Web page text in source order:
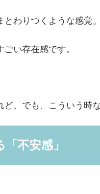
わりつくような感覚。
い存在感です。
、でも、こういう時
不安感」